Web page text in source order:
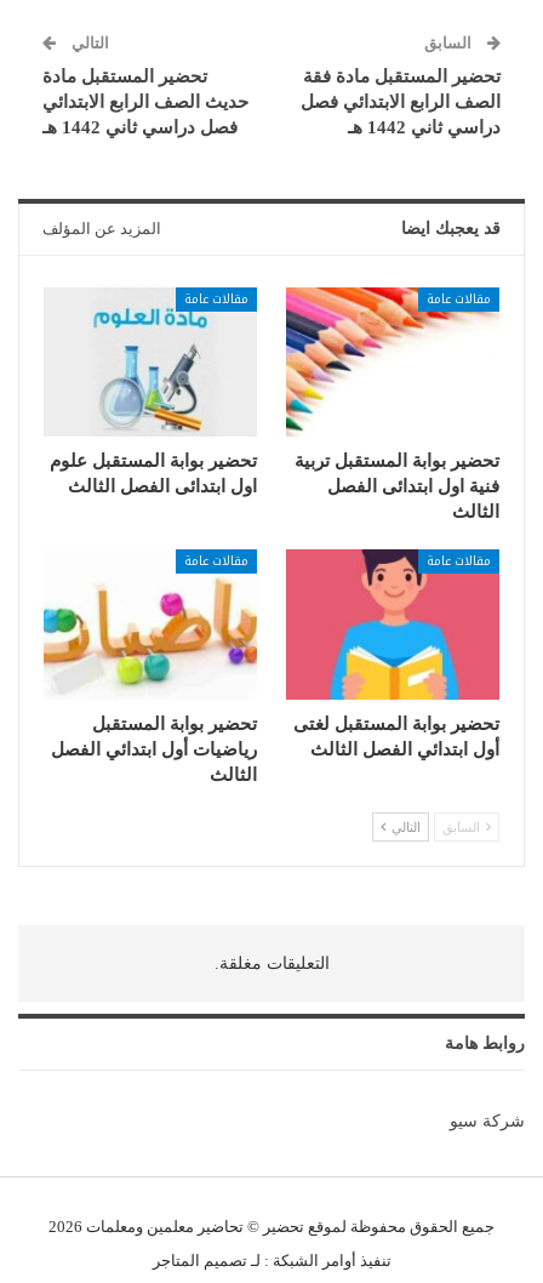
السابق
تحضير المستقبل مادة فقة
الصف الرابع الابتدائي فصل
دراسي ثاني 1442 هـ
التالي
تحضير المستقبل مادة
حديث الصف الرابع الابتدائي
فصل دراسي ثاني 1442 هـ
قد يعجبك ايضا المزيد عن المؤلف
مقالات عامة
تحضير بوابة المستقبل تربية
فنية اول ابتدائى الفصل
الثالث
مقالات عامة
تحضير بوابة المستقبل علوم
اول ابتدائى الفصل الثالث
مقالات عامة
تحضير بوابة المستقبل لغتى
أول ابتدائي الفصل الثالث
مقالات عامة
تحضير بوابة المستقبل
رياضيات أول ابتدائي الفصل
الثالث
السابق التالي
التعليقات مغلقة.
روابط هامة
شركة سيو
جميع الحقوق محفوظة لموقع تحضير © تحاضير معلمين ومعلمات
تنفيذ أوامر الشبكة : لـتصميم المتاجر